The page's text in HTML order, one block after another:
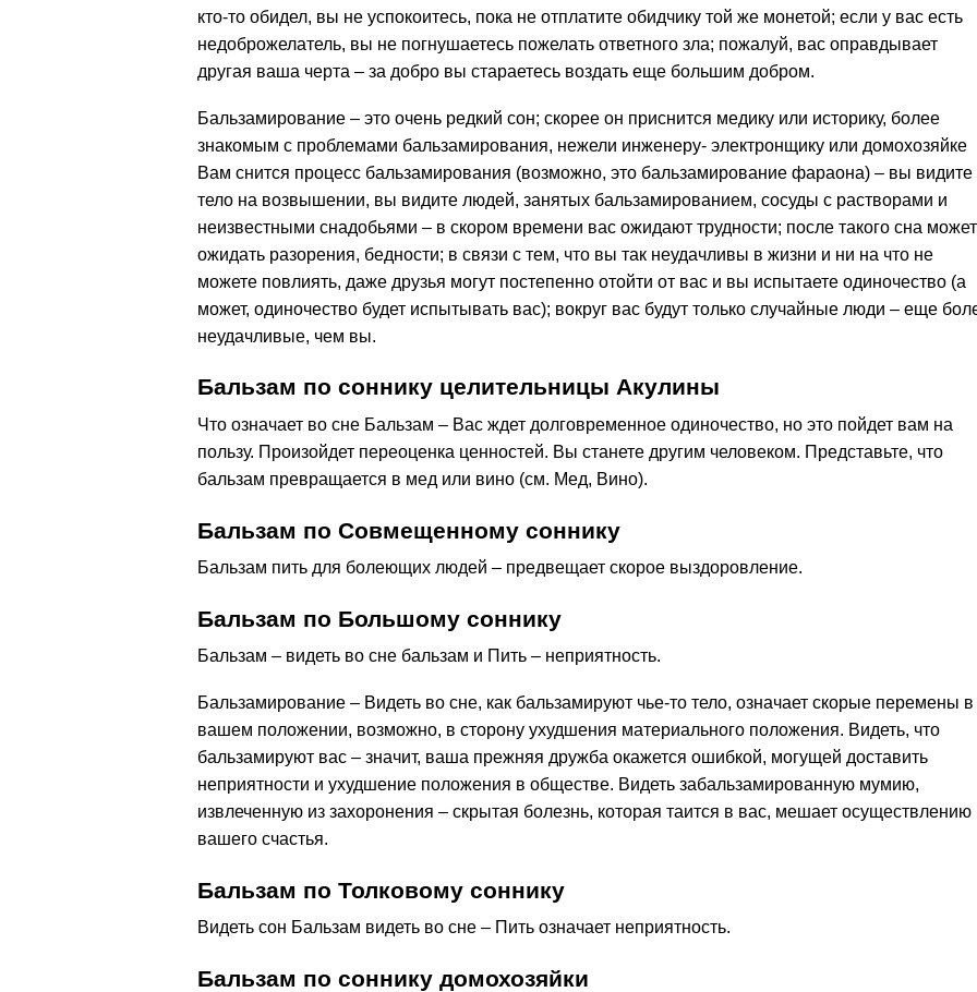
кто-то обидел, вы не успокоитесь, пока не отплатите обидчику той же монетой; если у вас есть
недоброжелатель, вы не погнушаетесь пожелать ответного зла; пожалуй, вас оправдывает
другая ваша черта – за добро вы стараетесь воздать еще большим добром.
Бальзамирование – это очень редкий сон; скорее он приснится медику или историку, более
знакомым с проблемами бальзамирования, нежели инженеру- электронщику или домохозяйке
Вам снится процесс бальзамирования (возможно, это бальзамирование фараона) – вы видите
тело на возвышении, вы видите людей, занятых бальзамированием, сосуды с растворами и
неизвестными снадобьями – в скором времени вас ожидают трудности; после такого сна
ожидать разорения, бедности; в связи с тем, что вы так неудачливы в жизни и ни на что не
можете повлиять, даже друзья могут постепенно отойти от вас и вы испытаете одиночество (а
может, одиночество будет испытывать вас); вокруг вас будут только случайные люди – еще
неудачливые, чем вы.
Бальзам по соннику целительницы Акулины
Что означает во сне Бальзам – Вас ждет долговременное одиночество, но это пойдет вам на
пользу. Произойдет переоценка ценностей. Вы станете другим человеком. Представьте, что
бальзам превращается в мед или вино (см. Мед, Вино).
Бальзам по Совмещенному соннику
Бальзам пить для болеющих людей – предвещает скорое выздоровление.
Бальзам по Большому соннику
Бальзам – видеть во сне бальзам и Пить – неприятность.
Бальзамирование – Видеть во сне, как бальзамируют чье-то тело, означает скорые перемены в
вашем положении, возможно, в сторону ухудшения материального положения. Видеть, что
бальзамируют вас – значит, ваша прежняя дружба окажется ошибкой, могущей доставить
неприятности и ухудшение положения в обществе. Видеть забальзамированную мумию,
извлеченную из захоронения – скрытая болезнь, которая таится в вас, мешает осуществлению
вашего счастья.
Бальзам по Толковому соннику
Видеть сон Бальзам видеть во сне – Пить означает неприятность.
Бальзам по соннику домохозяйки